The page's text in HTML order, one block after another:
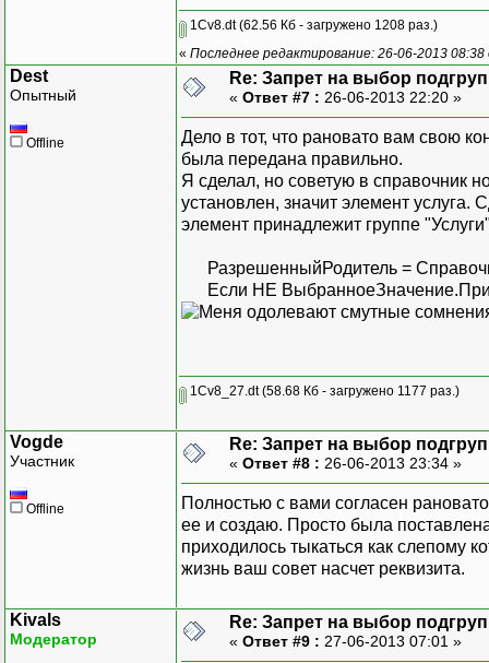
1Cv8.dt(62.56 Кб - загружено 1208 раз.)
« Последнее редактирование: 26-06-2013
Dest
Опытный
Offline
Re: Запрет на выбор
« Ответ #7 : 26-06-2013 22:20 »
Дело в тот, что рановато вам свою
была передана правильно.
Я сделал, но советую в справочник
установлен, значит элемент услуга.
элемент принадлежит группе
РазрешенныйРодитель =
Если НЕ
1Cv8_27.dt(58.68 Кб - загружено 1177 раз.)
Vogde
Участник
Offline
Re: Запрет на выбор
« Ответ #8 : 26-06-2013 23:34 »
Полностью с вами согласен
ее и создаю. Просто была
приходилось тыкаться как слепому
жизнь ваш совет насчет реквизита.
Kivals
Модератор
Re: Запрет на выбор
« Ответ #9 : 27-06-2013 07:01 »